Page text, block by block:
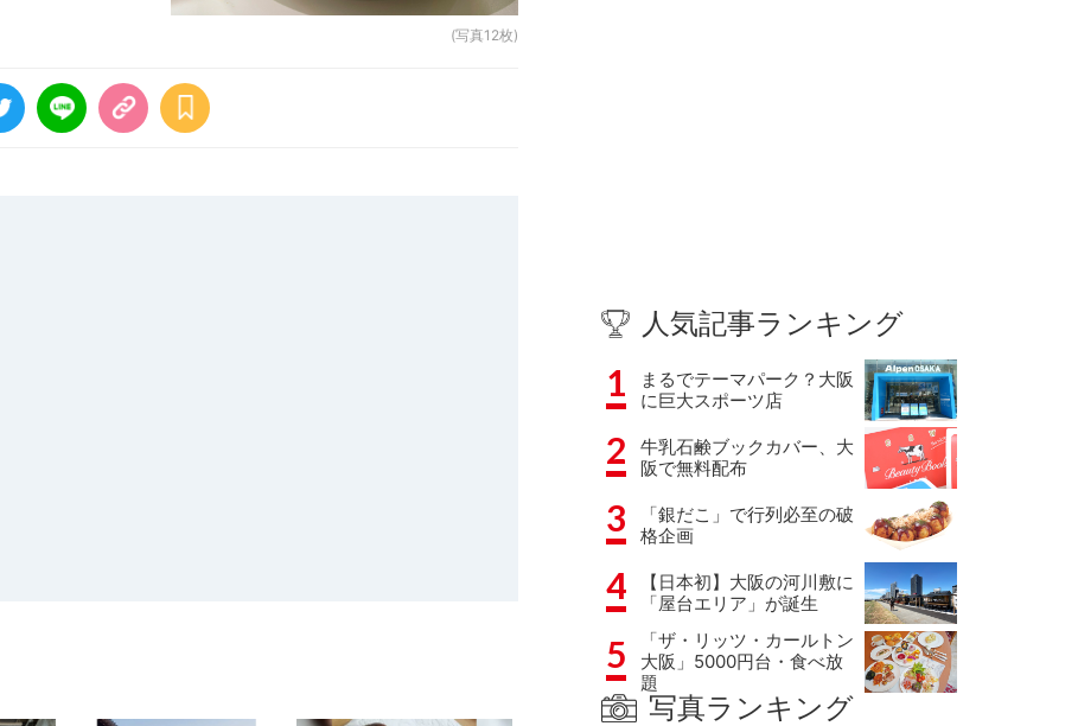
(写真12枚)
人気記事ランキング
1
まるでテーマパーク？大阪
に巨大スポーツ店
2
牛乳石鹸ブックカバー、大
阪で無料配布
3
「銀だこ」で行列必至の破
格企画
4
【日本初】大阪の河川敷に
「屋台エリア」が誕生
5
「ザ・リッツ・カールトン
大阪」5000円台・食べ放
題
写真ランキング